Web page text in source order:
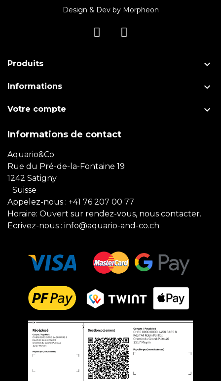
Design & Dev by Morpheon
Produits 
Informations 
Votre compte 
Informations de contact
Aquario&Co
Rue du Pré-de-la-Fontaine 19
1242 Satigny
Suisse
Appelez-nous : +41 76 207 00 77
Horaire: Ouvert sur rendez-vous, nous contacter.
Ecrivez-nous : info@aquario-and-co.ch